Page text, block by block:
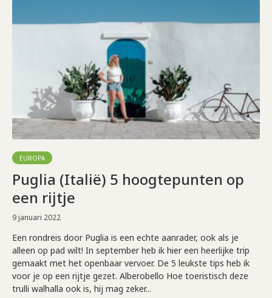
EUROPA
Puglia (Italië) 5 hoogtepunten op
een rijtje
9 januari 2022
Een rondreis door Puglia is een echte aanrader, ook als je
alleen op pad wilt! In september heb ik hier een heerlijke trip
gemaakt met het openbaar vervoer. De 5 leukste tips heb ik
voor je op een rijtje gezet. Alberobello Hoe toeristisch deze
trulli walhalla ook is, hij mag zeker...